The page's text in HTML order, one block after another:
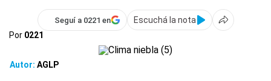
Seguí a 0221 en
Escuchá la nota
Por 0221
Autor: AGLP